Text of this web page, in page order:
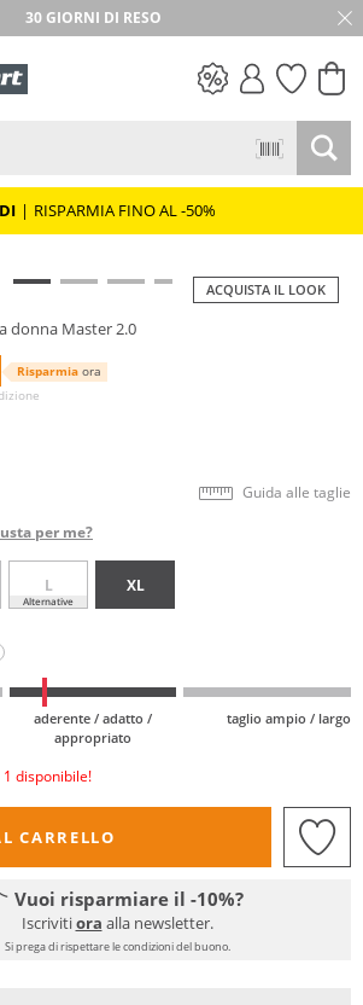
30 GIORNI DI RESO
| RISPARMIA FINO AL -50%
ACQUISTA IL LOOK
donna Master 2.0
Risparmia ora
Guida alle taglie
per me?
L
Alternative
XL
aderente / adatto /
appropriato
taglio ampio / largo
disponibile!
CARRELLO
Vuoi risparmiare il -10%?
Iscrivitiora alla newsletter.
Si prega di rispettare le condizioni del buono.